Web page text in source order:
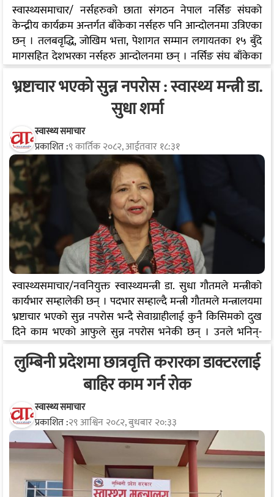
स्वास्थ्यसमाचार/ नर्सहरुको छाता संगठन नेपाल नर्सिङ संघको
केन्द्रीय कार्यक्रम अन्तर्गत बाँकेका नर्सहरु पनि आन्दोलनमा उत्रिएका
छन् । तलबवृद्धि, जोखिम भत्ता, पेशागत सम्मान लगायतका १५ बुँदे
मागसहित देशभरका नर्सहरु आन्दोलनमा छन् । नर्सिङ संघ बाँकेका
अध्यक्ष शिला शर्माका अनुसार, केन्द्रीय कार्यक्रम अन्तर्गत बाँकेका
नर्सहरु पनि आन्दोलनमा उत्रिएका छन् । उनीहरुले आज हातमा
कालोपट्टी बाँधेर काम गरे । १२ गतेदेखि भने उनीहरुले आन्दोलनलाई
थप सशक्त बनाउँदै २ घण्टा आकास्मिक बाहेकको सेवा ठप्प पार्ने
घोषणा गरेका छन् । संघले सार्वजनिक सेवामा कार्यरत नर्सहरुका
लागि सार्वजनिक बिदा, चाडपर्व र अन्य विशेष दिनहरुमा एक दिन…
भ्रष्टाचार भएको सुन्न नपरोस : स्वास्थ्य मन्त्री डा.
सुधा शर्मा
स्वास्थ्य समाचार
प्रकाशित :९ कार्तिक २०८२, आईतवार १८:३१
स्वास्थ्यसमाचार/नवनियुक्त स्वास्थ्यमन्त्री डा. सुधा गौतमले मन्त्रीको
कार्यभार सम्हालेकी छन् । पदभार सम्हाल्दै मन्त्री गौतमले मन्त्रालयमा
भ्रष्टाचार भएको सुन्न नपरोस भन्दै सेवाग्राहीलाई कुनै किसिमको दुख
दिने काम भएको आफुले सुन्न नपरोस भनेकी छन् । उनले भनिन्-
‘जेनजी आन्दोलन भ्रष्टाचार बढेको र सुशासन नभएकोले भएको हो ।
कुनै पनि तहमा कतैबाट भ्रष्टाचार भएको सुन्न नपरोस । भ्रष्टाचार
आर्थिक रुपमा हुन्छ र प्रशासनिक रुपमा हुन्छ । त्यो नहोस् ।’ उनले
अहिले देशको मुहान सफा रहेको र अहिलेको अवस्थामा यो भन्दा राम्रो
व्यक्ति देशले पाउन नसक्ने बताउदै आफुहरुले सकेसम्म राम्रो काम
गर्ने बताएकी छन्…
लुम्बिनी प्रदेशमा छात्रवृत्ति करारका डाक्टरलाई
बाहिर काम गर्न रोक
स्वास्थ्य समाचार
प्रकाशित :२९ आश्विन २०८२, बुधबार २०:३३